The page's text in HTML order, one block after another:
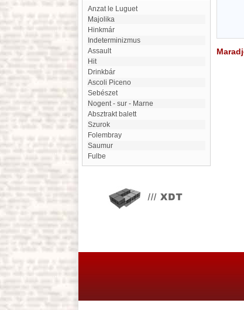
Anzat le Luguet
Majolika
Hinkmár
indeterminizmus
Assault
Hit
drinkbár
Ascoli Piceno
Sebészet
Nogent - sur - Marne
absztrakt balett
Szurok
Folembray
Saumur
Fulbe